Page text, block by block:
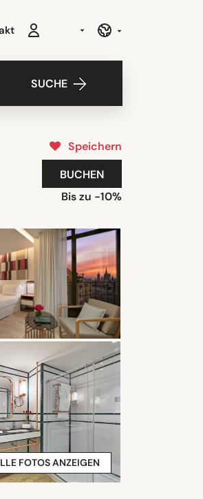
SUCHE
Speichern
BUCHEN
Bis zu -10%
FOTOS ANZEIGEN